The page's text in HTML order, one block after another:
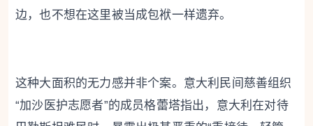
边，也不想在这里被当成包袱一样遗弃。
这种大面积的无力感并非个案。意大利民间慈善组织
“加沙医护志愿者”的成员格蕾塔指出，意大利在对待